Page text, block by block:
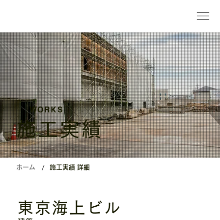
東京海上ビル
WORKS
施工実績
ホーム / 施工実績 詳細